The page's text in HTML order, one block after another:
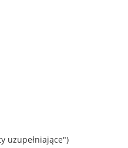
uzupełniające")